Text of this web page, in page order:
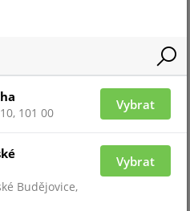
9 ALL
101 00
Vybrat
Budějovice,
Vybrat